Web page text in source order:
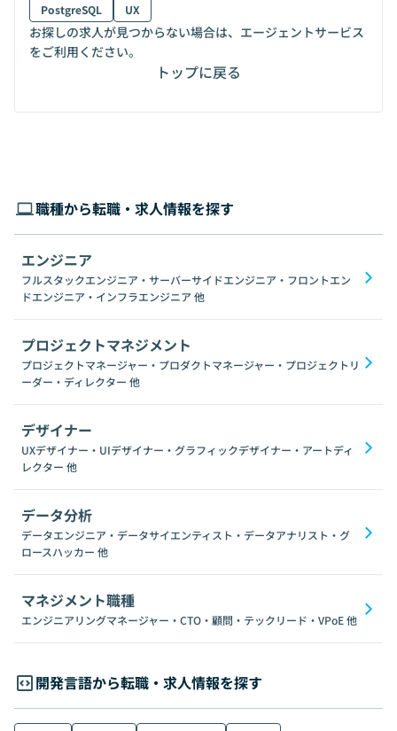
PostgreSQL
UX
お探しの求人が見つからない場合は、エージェントサービス
をご利用ください。
トップに戻る
職種から転職・求人情報を探す
エンジニア
フルスタックエンジニア・サーバーサイドエンジニア・フロントエン
ドエンジニア・インフラエンジニア 他
プロジェクトマネジメント
プロジェクトマネージャー・プロダクトマネージャー・プロジェクトリ
ーダー・ディレクター 他
デザイナー
UXデザイナー・UIデザイナー・グラフィックデザイナー・アートディ
レクター 他
データ分析
データエンジニア・データサイエンティスト・データアナリスト・グ
ロースハッカー 他
マネジメント職種
エンジニアリングマネージャー・CTO・顧問・テックリード・VPoE他
開発言語から転職・求人情報を探す